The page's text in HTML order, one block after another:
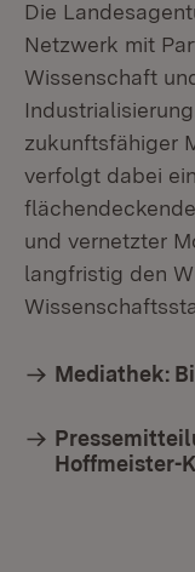
Die
Netzwerk mit
Wissenschaft
zukunftsfähiger
verfolgt dabei
und vernetzter
langfristig den
Mediathek:
Hoffmeister-